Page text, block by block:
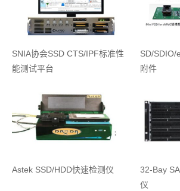
SNIA协会SSD CTS/IPF标准性
能测试平台
SD/SDIO/
附件
Astek SSD/HDD快速检测仪
32-Bay
仪